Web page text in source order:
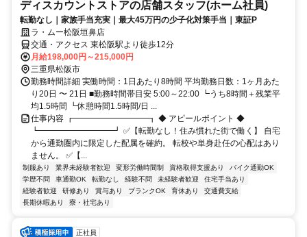
ディスカウントストアの店舗スタッフ(ホーム社員)
転勤なし｜家族手当充実｜最大45万円の少子化対策手当｜東証P
ラ・ムー松阪垣鼻店
交通・アクセス 東松阪駅より徒歩12分
月給198,000円～215,000円
三重県松阪市
勤務時間詳細 実働時間：1日あたり8時間 平均勤務日数：1ヶ月あた
り20日 〜 21日 ■勤務時間帯目安 5:00～22:00 ┗うち8時間＋残業平
均1.5時間 ┗休憩時間1.5時間/日 ...
仕事内容 ┏━━━━━━━━━┓ ◆ アピールポイント ◆
┗━━━━━━━━━┛ ✅【転勤なし！住み慣れた街で働く】 自宅
から通勤圏内に限定した配属を確約。 転校や単身赴任の心配はあり
ません。 ✅【...
制服あり 業界未経験者歓迎 変形労働時間制 資格取得支援あり
バイク通勤OK
学歴不問
車通勤OK 転勤なし 経験不問 未経験者歓迎
住宅手当あり
経験者歓迎
研修あり 賞与あり ブランクOK 育休あり
交通費支給
長期休暇あり
寮・社宅あり
正社員